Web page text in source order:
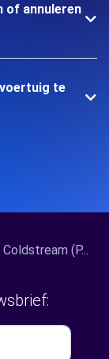
of annuleren
te
(P...